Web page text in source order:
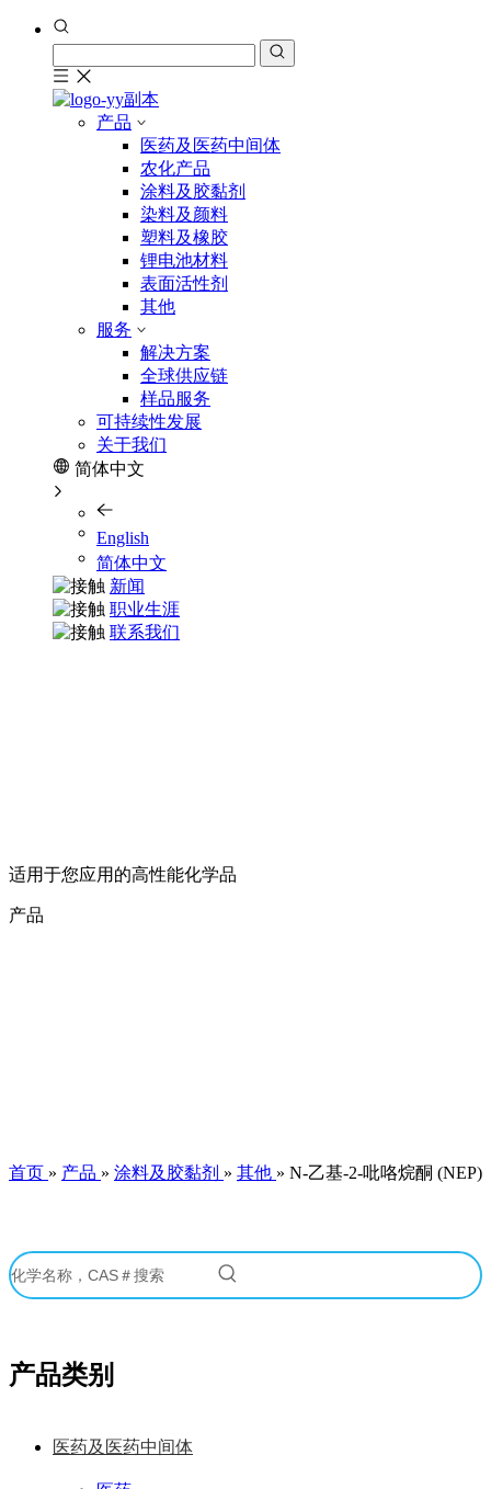
产品
医药及医药中间体
农化产品
涂料及胶黏剂
染料及颜料
塑料及橡胶
锂电池材料
表面活性剂
其他
服务
解决方案
全球供应链
样品服务
可持续性发展
关于我们
简体中文
English
简体中文
新闻
职业生涯
联系我们
适用于您应用的高性能化学品
产品
首页 » 产品 » 涂料及胶黏剂 » 其他 » N-乙基-2-吡咯烷酮 (NEP)
产品类别
医药及医药中间体